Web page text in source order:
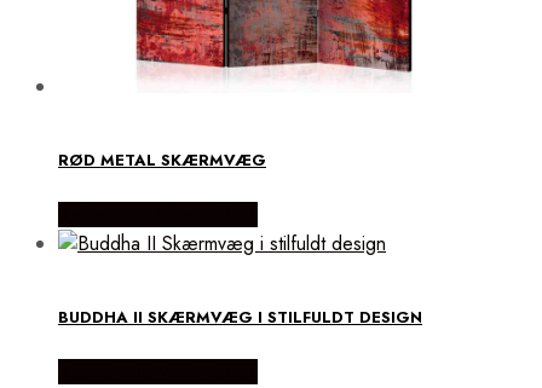
RØD METAL SKÆRMVÆG
BUDDHA II SKÆRMVÆG I STILFULDT DESIGN